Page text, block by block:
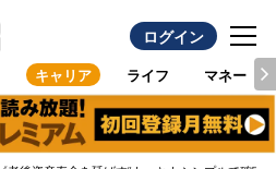
ログイン
キャリア ライフ マネー